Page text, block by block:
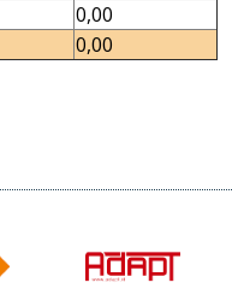
0,00
0,00